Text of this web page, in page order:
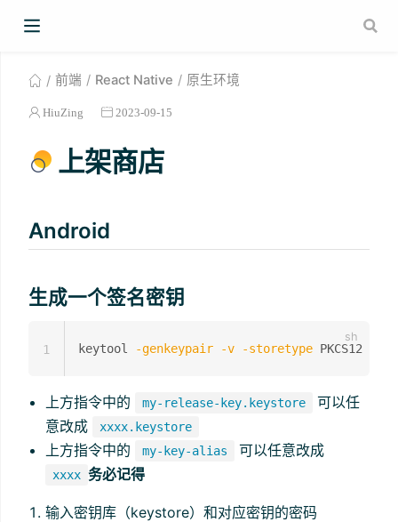
前端 React Native 原生环境
HiuZing 2023-09-15
上架商店
Android
生成一个签名密钥
keytool -genkeypair -v -storetype PKCS12
1
上方指令中的 my-release-key.keystore
可以任
意改成
xxxx.keystore
上方指令中的 my-key-alias 可以任意改成
xxxx 务必记得
输入密钥库（keystore）和对应密钥的密码